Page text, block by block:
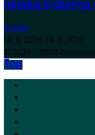
nějaká královna
Zradci
14. 5. 2026 24. 5. 2026
© 2024 - 2025
Top